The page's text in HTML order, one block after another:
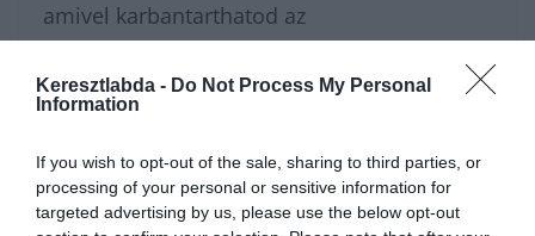
Keresztlabda - Do Not Process My Personal
Information
If you wish to opt-out of the sale, sharing to third parties, or
processing of your personal or sensitive information for
targeted advertising by us, please use the below opt-out
amivel karbantarthatod az
éstovábbi érdekes napi játékokat találhatsz.